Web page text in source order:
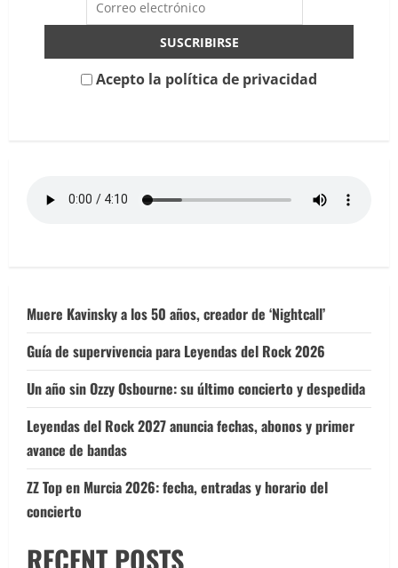
Acepto la política de privacidad
Muere Kavinsky a los 50 años, creador de ‘Nightcall’
Guía de supervivencia para Leyendas del Rock 2026
Un año sin Ozzy Osbourne: su último concierto y despedida
Leyendas del Rock 2027 anuncia fechas, abonos y primer
avance de bandas
ZZ Top en Murcia 2026: fecha, entradas y horario del
concierto
RECENT POSTS